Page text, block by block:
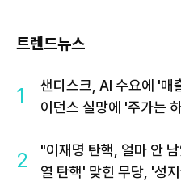
트렌드뉴스
1
샌디스크, AI 수요에 '
이던스 실망에 '주가는
2
"이재명 탄핵, 얼마 안
열 탄핵' 맞힌 무당, '성